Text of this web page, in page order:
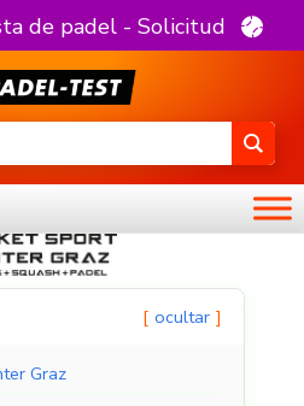
de padel - Solicitud
ocultar
Graz